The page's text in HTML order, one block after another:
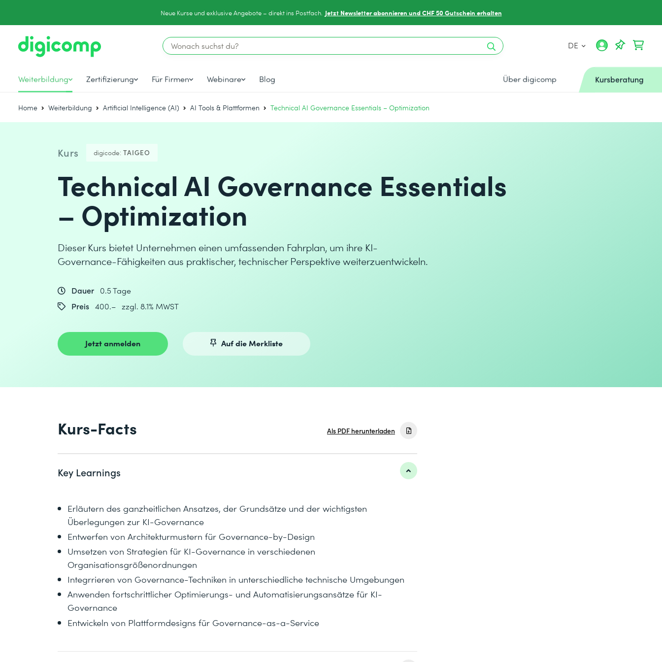
Neue Kurse und exklusive Angebote – direkt ins Postfach. Jetzt Newsletter abonnieren und CHF 50 Gutschein erhalten
DE
Weiterbildung Zertifizierung Für Firmen Webinare Blog Über digicomp Kursberatung
Home Weiterbildung Artificial Intelligence (AI) AI Tools & Plattformen Technical AI Governance Essentials – Optimization
Kurs digicode: TAIGEO
Technical AI Governance Essentials
– Optimization
Dieser Kurs bietet Unternehmen einen umfassenden Fahrplan, um ihre KI-
Governance-Fähigkeiten aus praktischer, technischer Perspektive weiterzuentwickeln.
Dauer
0.5 Tage
Preis 400.– zzgl. 8.1% MWST
Jetzt anmelden Auf die Merkliste
Kurs-Facts Als PDF herunterladen
Key Learnings
Erläutern des ganzheitlichen Ansatzes, der Grundsätze und der wichtigsten
Überlegungen zur KI-Governance
Entwerfen von Architekturmustern für Governance-by-Design
Umsetzen von Strategien für KI-Governance in verschiedenen
Organisationsgrößenordnungen
Integrrieren von Governance-Techniken in unterschiedliche technische Umgebungen
Anwenden fortschrittlicher Optimierungs- und Automatisierungsansätze für KI-
Governance
Entwickeln von Plattformdesigns für Governance-as-a-Service